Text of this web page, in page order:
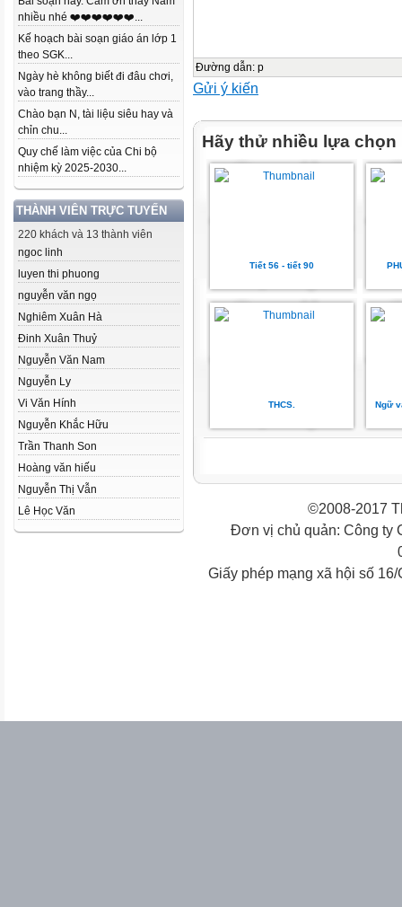
nhiều nhé ❤️❤️❤️❤️❤️❤️...
Kế hoạch bài soạn giáo án lớp 1
theo SGK...
Ngày hè không biết đi đâu chơi,
vào trang thầy...
Chào bạn N, tài liệu siêu hay và
chỉn chu...
Quy chế làm việc của Chi bộ
nhiệm kỳ 2025-2030...
THÀNH VIÊN TRỰC TUYẾN
220 khách và 13 thành viên
ngoc linh
luyen thi phuong
nguyễn văn ngọ
Nghiêm Xuân Hà
Đinh Xuân Thuỷ
Nguyễn Văn Nam
Nguyễn Ly
Vi Văn Hính
Nguyễn Khắc Hữu
Trần Thanh Son
Hoàng văn hiếu
Nguyễn Thị Vẫn
Lê Học Văn
Đường dẫn: p
Gửi ý kiến
Hãy thử nhiều lựa chọn
Tiết 56 - tiết 90
THCS. Ngữ
©2008-2017
Đơn vị chủ quản: Công ty
Giấy phép mạng xã hội số